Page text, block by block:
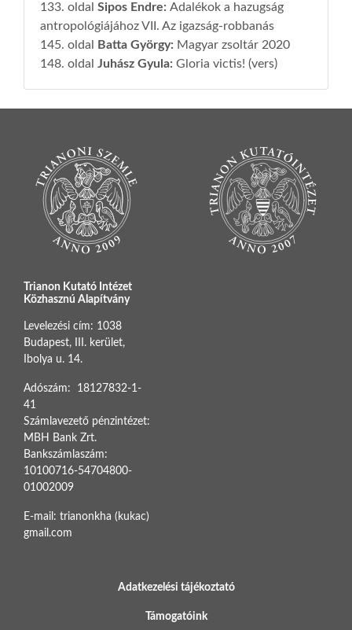
133. oldal Sipos Endre: Adalékok a hazugság
antropológiájához VII. Az igazság-robbanás
145. oldal
Batta György: Magyar zsoltár 2020
148. oldal Juhász Gyula: Gloria victis! (vers)
Trianon Kutató Intézet
Közhasznú Alapítvány
Levelezési cím: 1038
Budapest, III. kerület,
Ibolya u. 14.
Adószám: 18127832-1-
41
Számlavezető pénzintézet:
MBH Bank Zrt.
Bankszámlaszám:
10100716-54704800-
01002009
E-mail: trianonkha (kukac)
gmail.com
BOTTOM FOOTER MENU
Adatkezelési tájékoztató
Támogatóink